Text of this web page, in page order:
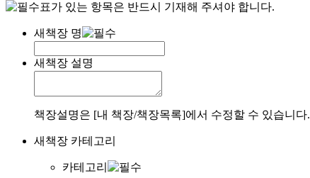
표가 있는 항목은 반드시 기재해 주셔야 합니다.
새책장 명
새책장 설명
책장설명은 [내 책장/책장목록]에서 수정할 수 있습니다.
새책장 카테고리
카테고리